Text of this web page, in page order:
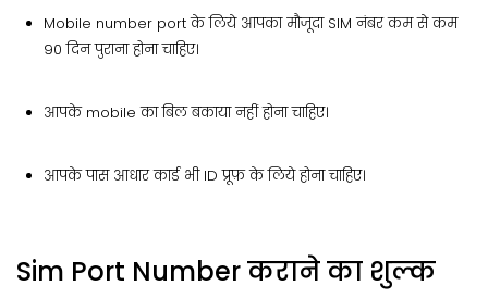
Mobile number port के लिये आपका मौजूदा SIM नंबर कम से कम
90 दिन पुराना होना चाहिए।
आपके mobile का बिल बकाया नहीं होना चाहिए।
आपके पास आधार कार्ड भी ID प्रूफ़ के लिये होना चाहिए।
Sim Port Number कराने का शुल्क